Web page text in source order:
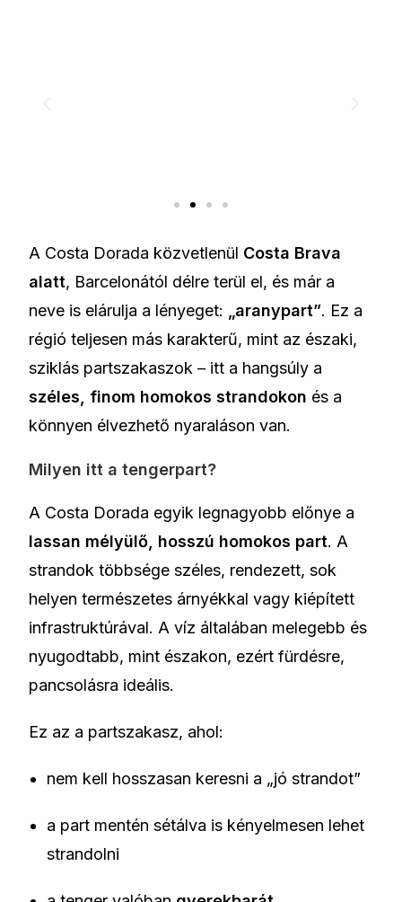
A Costa Dorada közvetlenül Costa Brava
alatt, Barcelonától délre terül el, és már a
neve is elárulja a lényeget: „aranypart”. Ez a
régió teljesen más karakterű, mint az északi,
sziklás partszakaszok – itt a hangsúly a
széles, finom homokos strandokon és a
könnyen élvezhető nyaraláson van.
Milyen itt a tengerpart?
A Costa Dorada egyik legnagyobb előnye a
lassan mélyülő, hosszú homokos part. A
strandok többsége széles, rendezett, sok
helyen természetes árnyékkal vagy kiépített
infrastruktúrával. A víz általában melegebb és
nyugodtabb, mint északon, ezért fürdésre,
pancsolásra ideális.
Ez az a partszakasz, ahol:
nem kell hosszasan keresni a „jó strandot”
a part mentén sétálva is kényelmesen lehet
strandolni